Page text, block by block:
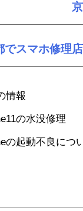
でスマホ修理
情報
の水没修理
の起動不良につ